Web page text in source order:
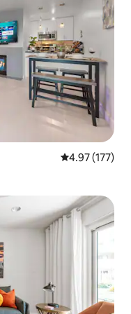
औसत रेटिंग 5 में से
4.97 (177)